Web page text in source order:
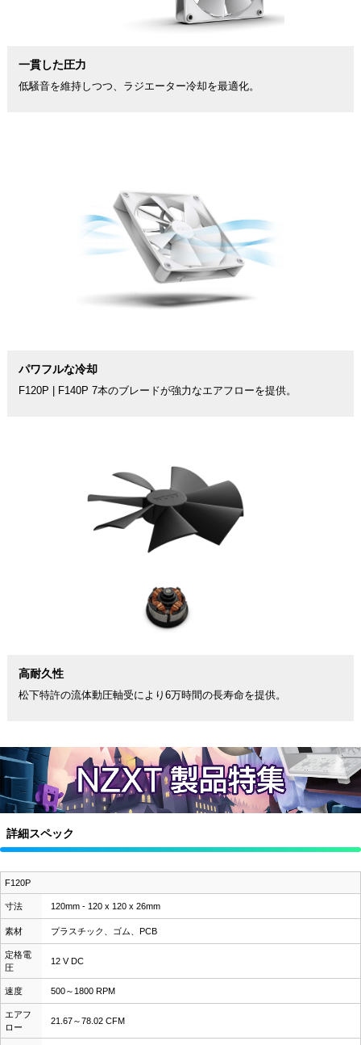
一貫した圧力
低騒音を維持しつつ、ラジエーター冷却を最適化。
パワフルな冷却
F120P | F140P 7本のブレードが強力なエアフローを提供。
高耐久性
松下特許の流体動圧軸受により6万時間の長寿命を提供。
詳細スペック
F120P
寸法 120mm - 120 x 120 x 26mm
素材 プラスチック、ゴム、PCB
定格電
圧
12 V DC
速度 500～1800 RPM
エアフ
ロー
21.67～78.02 CFM